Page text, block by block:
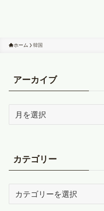
ホーム 韓国
アーカイブ
ブカテゴリー